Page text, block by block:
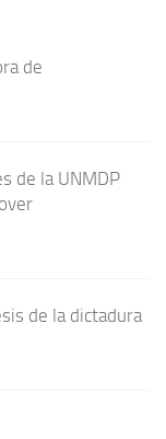
de
de la UNMDP
de la dictadura